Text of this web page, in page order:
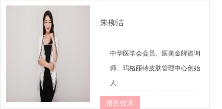
朱柳洁
中华医学会会员、医美金牌咨询
师、玛格丽特皮肤管理中心创始
人
擅长技术